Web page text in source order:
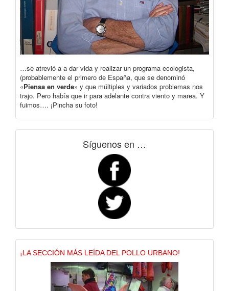
…se atrevió a a dar vida y realizar un programa ecologista,
(probablemente el primero de España, que se denominó
«Piensa en verde» y que múltiples y variados problemas nos
trajo. Pero había que ir para adelante contra viento y marea. Y
fuimos…. ¡Pincha su foto!
Síguenos en …
¡LA SECCIÓN MÁS LEÍDA DEL POLLO URBANO!